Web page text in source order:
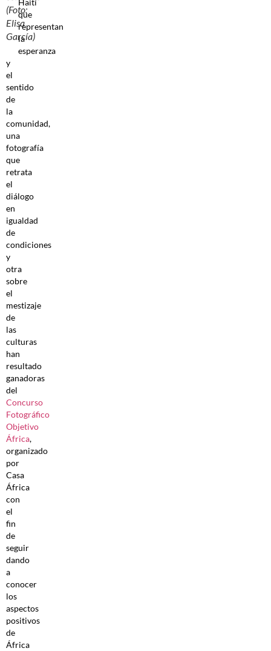
(Foto:
Elisa
García)
Haití
que
representan
la
esperanza
y
el
sentido
de
la
comunidad,
una
fotografía
que
retrata
el
diálogo
en
igualdad
de
condiciones
y
otra
sobre
el
mestizaje
de
las
culturas
han
resultado
ganadoras
del
Concurso
Fotográfico
Objetivo
África,
organizado
por
Casa
África
con
el
fin
de
seguir
dando
a
conocer
los
aspectos
positivos
de
África